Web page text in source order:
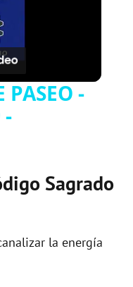
-
-
Sagrado
la energía